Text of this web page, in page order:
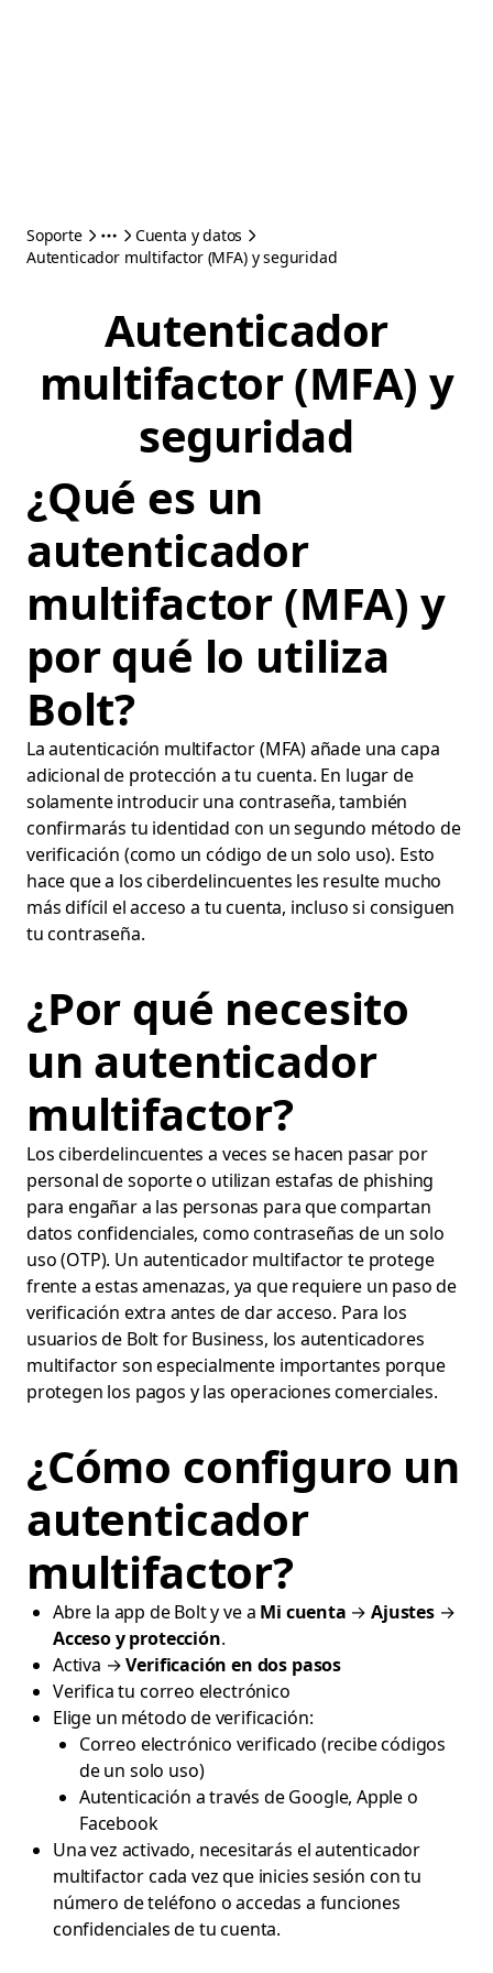
Soporte
Cuenta y datos
Autenticador multifactor (MFA) y seguridad
Autenticador
multifactor (MFA) y
seguridad
¿Qué es un
autenticador
multifactor (MFA) y
por qué lo utiliza
Bolt?
La autenticación multifactor (MFA) añade una capa
adicional de protección a tu cuenta. En lugar de
solamente introducir una contraseña, también
confirmarás tu identidad con un segundo método de
verificación (como un código de un solo uso). Esto
hace que a los ciberdelincuentes les resulte mucho
más difícil el acceso a tu cuenta, incluso si consiguen
tu contraseña.
¿Por qué necesito
un autenticador
multifactor?
Los ciberdelincuentes a veces se hacen pasar por
personal de soporte o utilizan estafas de phishing
para engañar a las personas para que compartan
datos confidenciales, como contraseñas de un solo
uso (OTP). Un autenticador multifactor te protege
frente a estas amenazas, ya que requiere un paso de
verificación extra antes de dar acceso. Para los
usuarios de Bolt for Business, los autenticadores
multifactor son especialmente importantes porque
protegen los pagos y las operaciones comerciales.
¿Cómo configuro un
autenticador
multifactor?
Abre la app de Bolt y ve a Mi cuenta →Ajustes→
Acceso y protección.
Activa →Verificación en dos pasos
Verifica tu correo electrónico
Elige un método de verificación:
Correo electrónico verificado (recibe códigos
de un solo uso)
Autenticación a través de Google, Apple o
Facebook
Una vez activado, necesitarás el autenticador
multifactor cada vez que inicies sesión con tu
número de teléfono o accedas a funciones
confidenciales de tu cuenta.